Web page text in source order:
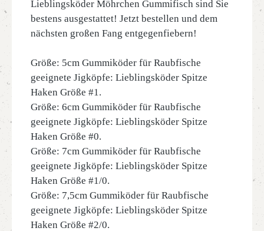
Lieblingsköder Möhrchen Gummifisch sind Sie
bestens ausgestattet! Jetzt bestellen und dem
nächsten großen Fang entgegenfiebern!
Größe: 5cm Gummiköder für Raubfische
geeignete Jigköpfe: Lieblingsköder Spitze
Haken Größe #1.
Größe: 6cm Gummiköder für Raubfische
geeignete Jigköpfe: Lieblingsköder Spitze
Haken Größe #0.
Größe: 7cm Gummiköder für Raubfische
geeignete Jigköpfe: Lieblingsköder Spitze
Haken Größe #1/0.
Größe: 7,5cm Gummiköder für Raubfische
geeignete Jigköpfe: Lieblingsköder Spitze
Haken Größe #2/0.